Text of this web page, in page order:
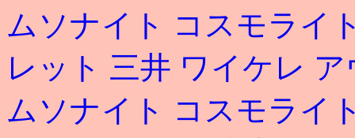
ムソナイト コスモライ
レット 三井 ワイケレ
ムソナイト コスモライ